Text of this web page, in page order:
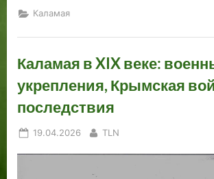
Каламая
Каламая в XIX веке:
укрепления, Крымская
последствия
Posted
19.04.2026 By
TLN